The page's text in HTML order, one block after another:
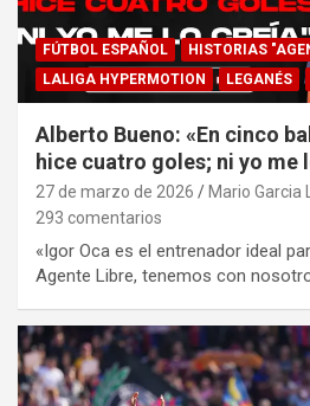
FÚTBOL ESPAÑOL
HISTORIAS
LALIGA HYPERMOTION
LEGANÉS
Alberto Bueno: «En cinco
hice cuatro goles; ni yo me
27 de marzo de 2026
Mario Garcia
293 comentarios
«Igor Oca es el entrenador ideal
Agente Libre, tenemos con